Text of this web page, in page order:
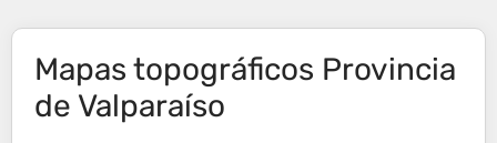
Mapas topográficos Provincia
de Valparaíso